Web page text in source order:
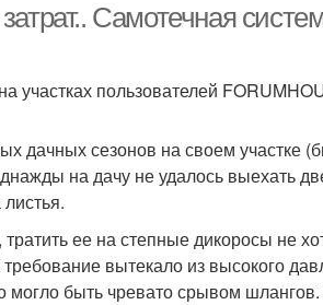
Самотечная
участках пользователей
дачных сезонов на своем участке
на дачу не удалось выехать
ее на степные дикоросы не
вытекало из высокого
могло быть чревато срывом шлангов.